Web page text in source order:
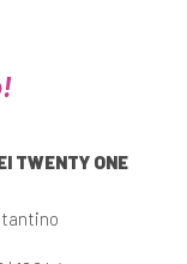
TWENTY ONE